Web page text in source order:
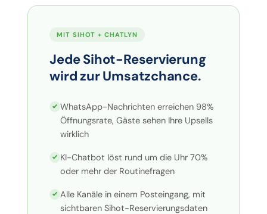
MIT SIHOT + CHATLYN
Jede Sihot-Reservierung
wird zur Umsatzchance.
WhatsApp-Nachrichten erreichen 98%
Öffnungsrate, Gäste sehen Ihre Upsells
wirklich
KI-Chatbot löst rund um die Uhr 70%
oder mehr der Routinefragen
Alle Kanäle in einem Posteingang, mit
sichtbaren Sihot-Reservierungsdaten